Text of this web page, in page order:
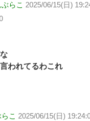
らこ 2025/06/15(日)
われてるわこれ
こ 2025/06/15(日)